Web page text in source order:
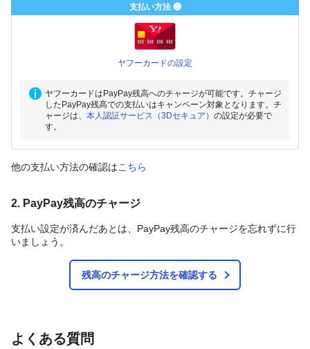
支払い方法 ❸
ヤフーカードの設定
ヤフーカードはPayPay残高へのチャージが可能です。チャージ
したPayPay残高での支払いはキャンペーン対象となります。チ
ャージは、 本人認証サービス（3Dセキュア） の設定が必要で
す。
他の支払い方法の確認はこちら
2. PayPay残高のチャージ
支払い設定が済んだあとは、PayPay残高のチャージを忘れずに行
いましょう。
残高のチャージ方法を確認する
よくある質問